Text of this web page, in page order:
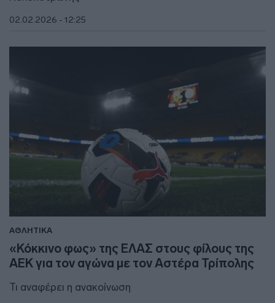
02.02.2026 - 12:25
ΑΘΛΗΤΙΚΑ
«Κόκκινο φως» της ΕΛΑΣ στους φίλους της
ΑΕΚ για τον αγώνα με τον Αστέρα Τρίπολης
Τι αναφέρει η ανακοίνωση